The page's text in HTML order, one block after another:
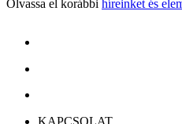
Olvassa el korábbi híreinket és
KAPCSOLAT